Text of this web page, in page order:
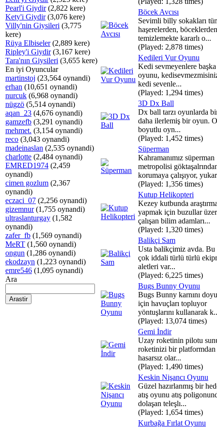
Pearl'i Giydir(2,822 kere)
Kety'i Giydir(3,076 kere)
Villy'nin Giysileri (3,775
kere)
Rüya Elbiseler(2,889 kere)
Ripley'i Giydir(3,167 kere)
Tara'nın Giysileri (3,655 kere)
En iyi Oyuncular
martinstoj (23,564 oynandi)
erhan (10,651 oynandi)
nurcuk (6,968 oynandi)
nügzö (5,514 oynandi)
aqan_23 (4,676 oynandi)
gamzefb (3,291 oynandi)
mehmet. (3,154 oynandi)
reco (3,043 oynandi)
madeinaslan (2,535 oynandi)
charlotte (2,484 oynandi)
EMRED1974 (2,459
oynandi)
cimen gozlum (2,367
oynandi)
eczaci_07 (2,256 oynandi)
gizemnur(1,755 oynandi)
ultraslanturgay (1,582
oynandi)
zafer_fb (1,569 oynandi)
MeRT (1,560 oynandi)
ongun (1,286 oynandi)
ekodzayn (1,223 oynandi)
emre546 (1,095 oynandi)
Ara
Böcek Avcısı
Sevimli billy sokakları
haşerelerden,
temizlemekte kararlı o...
(Played: 2,878 times)
Kedileri Vur Oyunu
Kedi sevmeyenlere başka
oyunu,
kedi sevenle...
(Played: 1,294 times)
3D Dx Ball
Dx ball tarzı oyunlarda
daha ilerlemiş bir oyun.
boyutlu oyn...
(Played: 1,452 times)
Süperman
Kahramanımız süperman
metropolisi
korumaya çalışıyor,
(Played: 1,356 times)
Kutup Helikopteri
Kezey kutbunda
yapmak için buzullar
çalışan bilim adamları...
(Played: 1,320 times)
Balikçi Sam
Usta balikçimiz avda. Bu
çok iddali türlü türlü
aletleri var...
(Played: 6,225 times)
Bugs Bunny Oyunu
Bugs Bunny karnını
için havuçları topluyor
yöntuşlarını kullanarak
(Played: 13,074 times)
Gemi İndir
Uzay roketinin pilotu
roketinizi bir platformdan
hasarsız olar...
(Played: 1,490 times)
Keskin Nişancı Oyunu
Güzel hazırlanmış bir
atış oyunu atış
dolaşan teleşlı...
(Played: 1,654 times)
Kurbağa Fırlat Oyunu